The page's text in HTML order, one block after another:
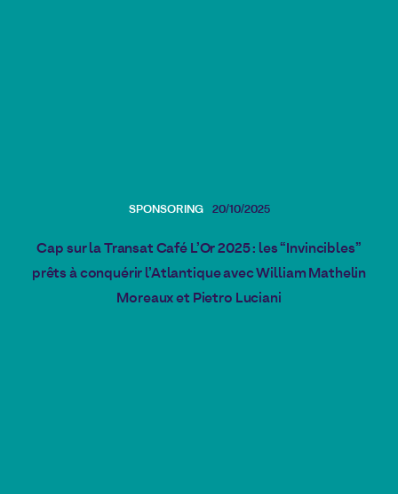
SPONSORING 20/10/2025
Cap sur la Transat Café L’Or 2025 : les “Invincibles”
prêts à conquérir l’Atlantique avec William Mathelin
Moreaux et Pietro Luciani